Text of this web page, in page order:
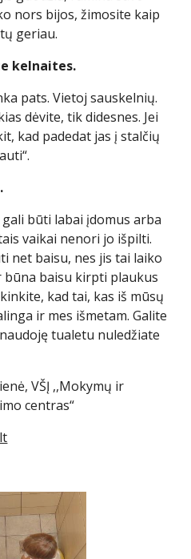
nors bijos, žimosite kaip
geriau.
kelnaites.
pats. Vietoj sauskelnių.
dėvite, tik didesnes. Jei
kad padedat jas į stalčių
būti labai įdomus arba
vaikai nenori jo išpilti.
net baisu, nes jis tai laiko
būna baisu kirpti plaukus
kad tai, kas iš mūsų
ir mes išmetam. Galite
tualetu nuledžiate
VŠĮ ,,Mokymų ir
centras“